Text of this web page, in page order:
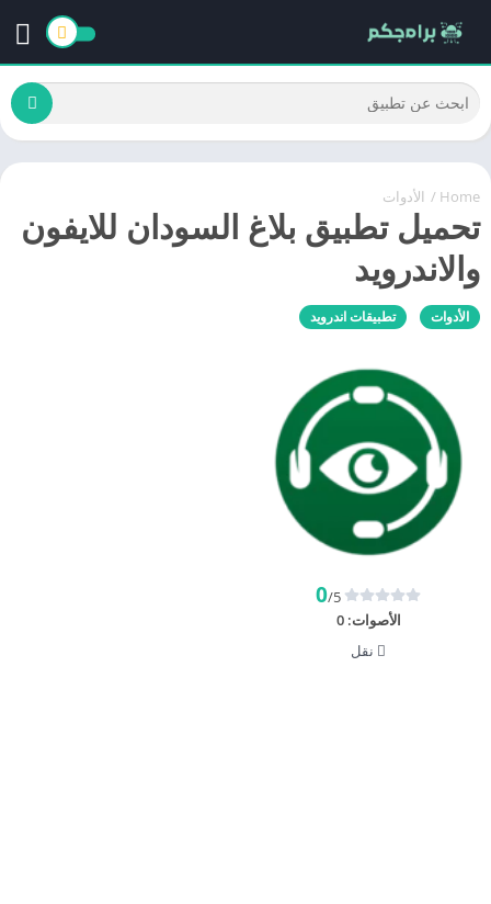
Home
/ الأدوات
تحميل تطبيق بلاغ السودان للايفون
والاندرويد
الأدوات تطبيقات اندرويد
0/5
الأصوات:0
نقل